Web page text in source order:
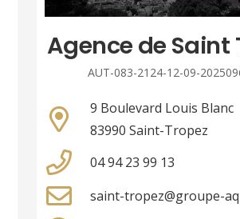
Agence de Saint
AUT-083-2124-12-09-
9 Boulevard Louis Blanc
83990 Saint-Tropez
04 94 23 99 13
saint-tropez@groupe-